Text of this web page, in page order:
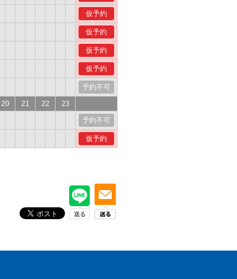
仮予約
仮予約
仮予約
仮予約
予約不可
20 21 22
23
予約不可
仮予約